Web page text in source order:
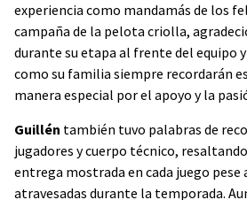
experiencia como mandamás de los
campaña de la pelota criolla,
durante su etapa al frente del equipo
como su familia siempre recordarán
manera especial por el apoyo y la
Guillén también tuvo palabras de
jugadores y cuerpo técnico,
entrega mostrada en cada juego pese
atravesadas durante la temporada.